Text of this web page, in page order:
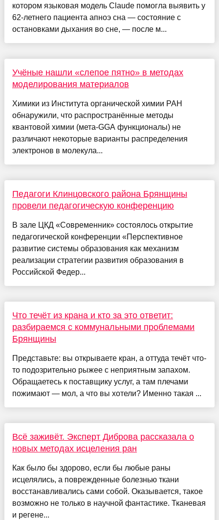
котором языковая модель Claude помогла выявить у
62-летнего пациента апноэ сна — состояние с
остановками дыхания во сне, — после м...
Учёные нашли «слепое пятно» в методах
моделирования материалов
Химики из Института органической химии РАН
обнаружили, что распространённые методы
квантовой химии (мета-GGA функционалы) не
различают некоторые варианты распределения
электронов в молекула...
Педагоги Клинцовского района Брянщины
провели педагогическую конференцию
В зале ЦКД «Современник» состоялось открытие
педагогической конференции «Перспективное
развитие системы образования как механизм
реализации стратегии развития образования в
Российской Федер...
Что течёт из крана и кто за это ответит:
разбираемся с коммунальными проблемами
Брянщины
Представьте: вы открываете кран, а оттуда течёт что-
то подозрительно рыжее с неприятным запахом.
Обращаетесь к поставщику услуг, а там плечами
пожимают — мол, а что вы хотели? Именно такая ...
Всё заживёт. Эксперт Диброва рассказала о
новых методах исцеления ран
Как было бы здорово, если бы любые раны
исцелялись, а поврежденные болезнью ткани
восстанавливались сами собой. Оказывается, такое
возможно не только в научной фантастике. Тканевая
и регене...